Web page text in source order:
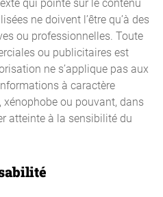
ne doivent l’être qu’à des
ou professionnelles. Toute
ou publicitaires est
ne s’applique pas aux
à caractère
ou pouvant, dans
atteinte à la sensibilité du